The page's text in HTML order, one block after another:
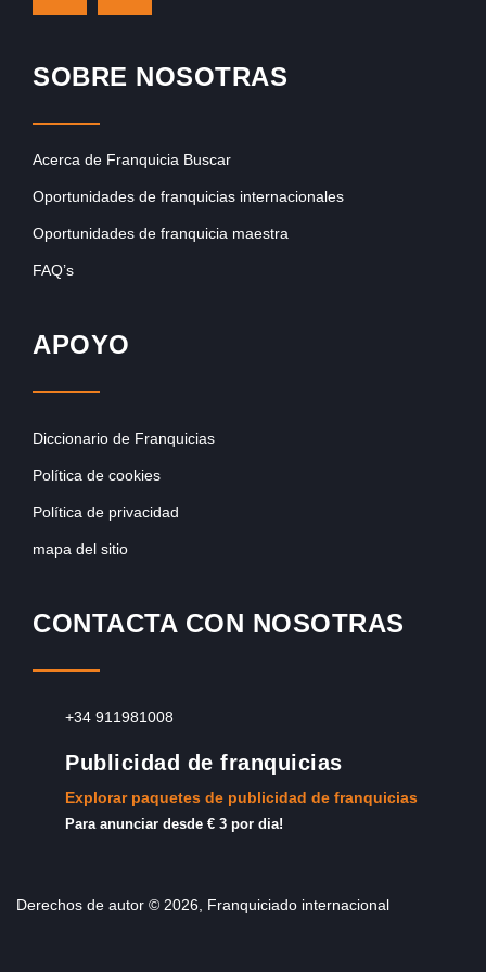
SOBRE NOSOTRAS
Acerca de Franquicia Buscar
Oportunidades de franquicias internacionales
Oportunidades de franquicia maestra
FAQ’s
APOYO
Diccionario de Franquicias
Política de cookies
Política de privacidad
mapa del sitio
CONTACTA CON NOSOTRAS
+34 911981008
Publicidad de franquicias
Explorar paquetes de publicidad de franquicias
Para anunciar desde € 3 por dia!
Derechos de autor © 2026, Franquiciado internacional